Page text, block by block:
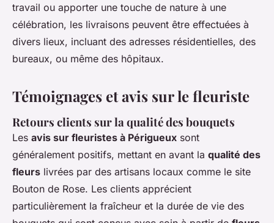
travail ou apporter une touche de nature à une
célébration, les livraisons peuvent être effectuées à
divers lieux, incluant des adresses résidentielles, des
bureaux, ou même des hôpitaux.
Témoignages et avis sur le fleuriste
Retours clients sur la qualité des bouquets
Les avis sur fleuristes à Périgueux sont
généralement positifs, mettant en avant la qualité des
fleurs livrées par des artisans locaux comme le site
Bouton de Rose. Les clients apprécient
particulièrement la fraîcheur et la durée de vie des